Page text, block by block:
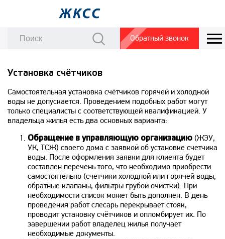
Обратный звонок
Установка счётчиков
Самостоятельная установка счётчиков горячей и холодной
воды не допускается. Проведением подобных работ могут
только специалисты с соответствующей квалификацией. У
владельца жилья есть два основных варианта:
Обращение в управляющую организацию (ЖЭУ,
УК, ТСЖ) своего дома с заявкой об установке счетчика
воды. После оформления заявки для клиента будет
составлен перечень того, что необходимо приобрести
самостоятельно (счетчики холодной или горячей воды,
обратные клапаны, фильтры грубой очистки). При
необходимости список может быть дополнен. В день
проведения работ слесарь перекрывает стояк,
проводит установку счётчиков и опломбирует их. По
завершении работ владелец жилья получает
необходимые документы.